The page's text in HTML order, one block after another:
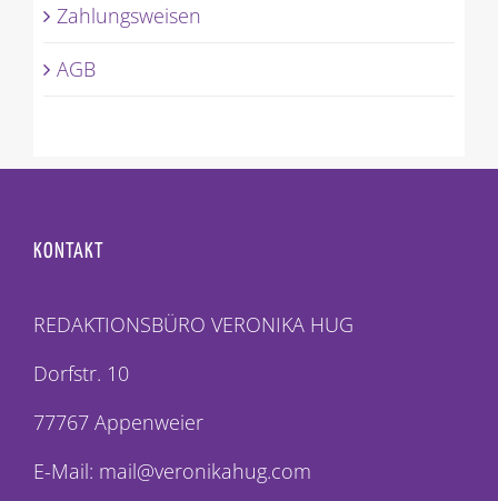
Zahlungsweisen
AGB
KONTAKT
REDAKTIONSBÜRO VERONIKA HUG
Dorfstr. 10
77767 Appenweier
E-Mail: mail@veronikahug.com